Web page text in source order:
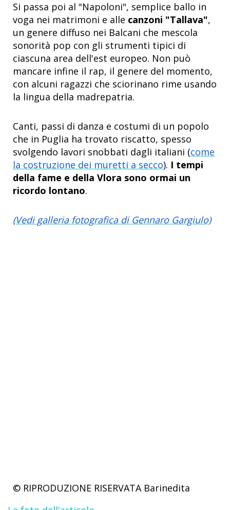
Si passa poi al "Napoloni", semplice ballo in
voga nei matrimoni e alle canzoni "Tallava",
un genere diffuso nei Balcani che mescola
sonorità pop con gli strumenti tipici di
ciascuna area dell'est europeo. Non può
mancare infine il rap, il genere del momento,
con alcuni ragazzi che sciorinano rime usando
la lingua della madrepatria.
Canti, passi di danza e costumi di un popolo
che in Puglia ha trovato riscatto, spesso
svolgendo lavori snobbati dagli italiani (come
la costruzione dei muretti a secco). I tempi
della fame e della Vlora sono ormai un
ricordo lontano.
(Vedi galleria fotografica di Gennaro Gargiulo)
© RIPRODUZIONE RISERVATA Barinedita